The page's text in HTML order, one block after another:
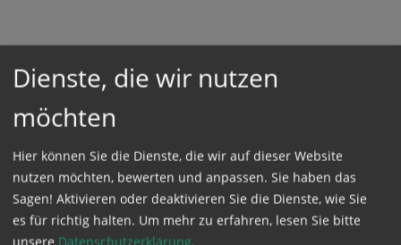
Diese Meldung ist nicht frei verfügbar. Bitte
loggen Sie sich ein, oder bestellen Sie das
Produkt Kathpress_online
GESCHÜTZTER BEREICH
Dienste, die wir nutzen
möchten
Hier können Sie die Dienste, die wir auf dieser Website
nutzen möchten, bewerten und anpassen. Sie haben das
Sagen! Aktivieren oder deaktivieren Sie die Dienste, wie Sie
es für richtig halten. Um mehr zu erfahren, lesen Sie bitte
unsere Datenschutzerklärung.